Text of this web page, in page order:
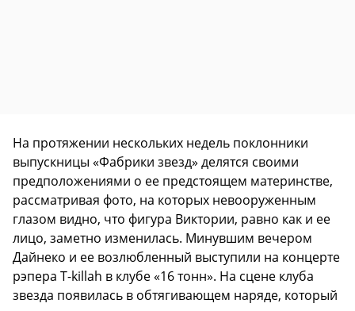
На протяжении нескольких недель поклонники
выпускницы «Фабрики звезд» делятся своими
предположениями о ее предстоящем материнстве,
рассматривая фото, на которых невооруженным
глазом видно, что фигура Виктории, равно как и ее
лицо, заметно изменилась. Минувшим вечером
Дайнеко и ее возлюбленный выступили на концерте
рэпера T-killah в клубе «16 тонн». На сцене клуба
звезда появилась в обтягивающем наряде, который